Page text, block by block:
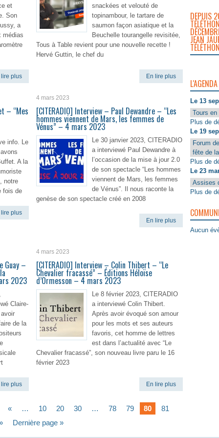
et
Son
a
médias
lire plus
snackées et velouté de
topinambour, le tartare de
saumon façon asiatique et la
Beuchelle tourangelle revisitée,
Tous à Table revient pour une nouvelle recette !
Hervé Guttin, le chef du
En lire plus
– “Mes
info. Le
A la
notre
fois de
lire plus
4 mars 2023
[CITERADIO] Interview – Paul Dewandre – “Les
hommes viennent de Mars, les femmes de
Vénus” – 4 mars 2023
Le 30 janvier 2023, CITERADIO
a interviewé Paul Dewandre à
l’occasion de la mise à jour 2.0
de son spectacle “Les hommes
viennent de Mars, les femmes
de Vénus”. Il nous raconte la
genèse de son spectacle créé en 2008
En lire plus
Guay –
2023
Claire-
de la
lire plus
4 mars 2023
[CITERADIO] Interview – Colin Thibert – “Le
Chevalier fracassé” – Éditions Héloïse
d’Ormesson – 4 mars 2023
Le 8 février 2023, CITERADIO
a interviewé Colin Thibert.
Après avoir évoqué son amour
pour les mots et ses auteurs
favoris, cet homme de lettres
est dans l’actualité avec “Le
Chevalier fracassé”, son nouveau livre paru le 16
février 2023
En lire plus
« … 10 20 30 … 78 79 80
81
Dernière page »
DEPUIS
JEAN
Le 13
Tours
Plus de
Le 19
Forum
fête de
Plus de
Le 23
Assises
Plus de
Aucun